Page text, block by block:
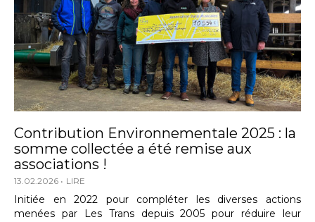
Contribution Environnementale 2025 : la
somme collectée a été remise aux
associations !
13.02.2026 LIRE
Initiée en 2022 pour compléter les diverses actions
menées par Les Trans depuis 2005 pour réduire leur